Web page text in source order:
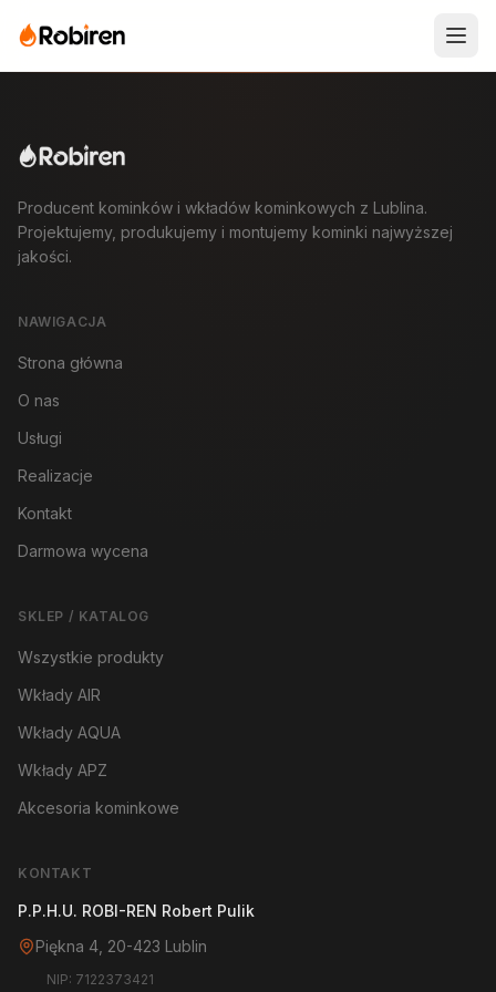
Producent kominków i wkładów kominkowych z Lublina.
Projektujemy, produkujemy i montujemy kominki najwyższej
jakości.
NAWIGACJA
Strona główna
O nas
Usługi
Realizacje
Kontakt
Darmowa wycena
SKLEP / KATALOG
Wszystkie produkty
Wkłady AIR
Wkłady AQUA
Wkłady APZ
Akcesoria kominkowe
KONTAKT
P.P.H.U. ROBI-REN Robert Pulik
Piękna 4, 20-423 Lublin
NIP: 7122373421